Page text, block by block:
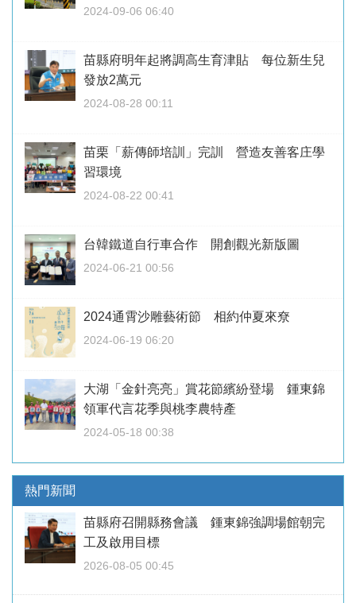
2024-09-06 06:40
苗縣府明年起將調高生育津貼 每位新生兒
發放2萬元
2024-08-28 00:11
苗栗「薪傳師培訓」完訓 營造友善客庄學
習環境
2024-08-22 00:41
台韓鐵道自行車合作 開創觀光新版圖
2024-06-21 00:56
2024通霄沙雕藝術節 相約仲夏來尞
2024-06-19 06:20
大湖「金針亮亮」賞花節繽紛登場 鍾東錦
領軍代言花季與桃李農特產
2024-05-18 00:38
熱門新聞
苗縣府召開縣務會議 鍾東錦強調場館朝完
工及啟用目標
2026-08-05 00:45